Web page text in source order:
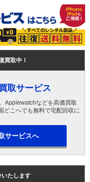
買取中！
取サービス
Applewatchなどを高価買取
どこへでも無料で宅配回収に
サービスへ
たします